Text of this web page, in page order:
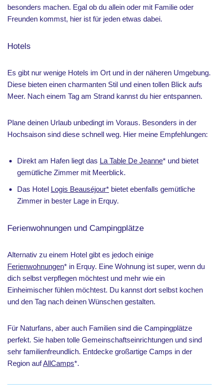
besonders machen. Egal ob du allein oder mit Familie oder
Freunden kommst, hier ist für jeden etwas dabei.
Hotels
Es gibt nur wenige Hotels im Ort und in der näheren Umgebung.
Diese bieten einen charmanten Stil und einen tollen Blick aufs
Meer. Nach einem Tag am Strand kannst du hier entspannen.
Plane deinen Urlaub unbedingt im Voraus. Besonders in der
Hochsaison sind diese schnell weg. Hier meine Empfehlungen:
Direkt am Hafen liegt das La Table De Jeanne* und bietet
gemütliche Zimmer mit Meerblick.
Das Hotel Logis Beauséjour* bietet ebenfalls gemütliche
Zimmer in bester Lage in Erquy.
Ferienwohnungen und Campingplätze
Alternativ zu einem Hotel gibt es jedoch einige
Ferienwohnungen* in Erquy. Eine Wohnung ist super, wenn du
dich selbst verpflegen möchtest und mehr wie ein
Einheimischer fühlen möchtest. Du kannst dort selbst kochen
und den Tag nach deinen Wünschen gestalten.
Für Naturfans, aber auch Familien sind die Campingplätze
perfekt. Sie haben tolle Gemeinschaftseinrichtungen und sind
sehr familienfreundlich. Entdecke großartige Camps in der
Region aufAllCamps*.